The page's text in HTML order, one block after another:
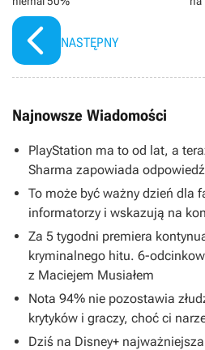
NASTĘPNY
Najnowsze Wiadomości
PlayStation ma to od lat, a
Sharma zapowiada
To może być ważny dzień dla
informatorzy i wskazują na
Za 5 tygodni premiera
kryminalnego hitu. 6-
z Maciejem Musiałem
Nota 94% nie pozostawia
krytyków i graczy, choć ci
Dziś na Disney+